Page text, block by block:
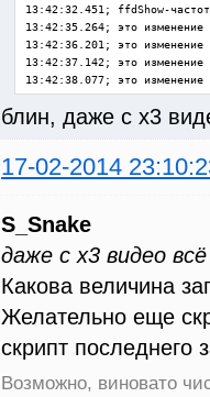
13:42:32.451; ffdShow-
13:42:35.264; это изменение
13:42:36.201; это
13:42:37.142; это изменение
13:42:38.077; это изменение
13:42:39.016; это
13:42:39.952; это изменение
13:42:40.889; это
13:42:43.702; это
13:42:51.202; это изменение
13:42:51.202; экспресс сброс
13:42:51.202; ffdShow-
13:43:03.389; это изменение
13:43:05.265; экспресс сброс
13:43:05.266; ffdShow-
13:43:27.388; RefreshSVP
13:43:27.390; =====
блин, даже с x3
17-02-2014
S_Snake
даже с x3 видео
Какова величина
Желательно еще
скрипт последнего
Возможно, виновато